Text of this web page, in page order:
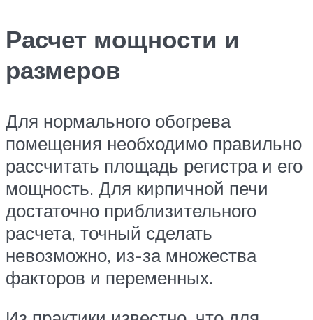
Расчет мощности и
размеров
Для нормального обогрева
помещения необходимо правильно
рассчитать площадь регистра и его
мощность. Для кирпичной печи
достаточно приблизительного
расчета, точный сделать
невозможно, из-за множества
факторов и переменных.